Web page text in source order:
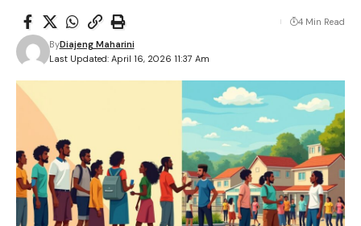
Last Updated: April 16, 2026 11:37 Am
ByDiajeng Maharini
4 Min Read